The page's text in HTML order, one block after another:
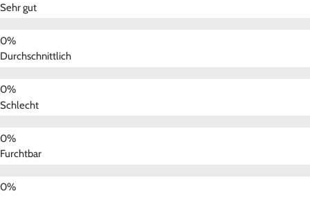
Sehr gut
Durchschnittlich
Schlecht
Furchtbar